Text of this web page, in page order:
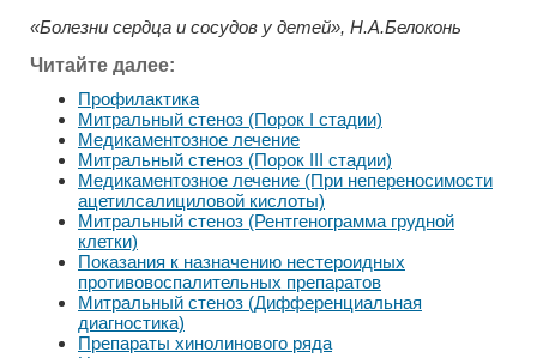
«Болезни сердца и сосудов у детей», Н.А.Белоконь
Читайте далее:
Профилактика
Митральный стеноз (Порок I стадии)
Медикаментозное лечение
Митральный стеноз (Порок III стадии)
Медикаментозное лечение (При непереносимости
ацетилсалициловой кислоты)
Митральный стеноз (Рентгенограмма грудной
клетки)
Показания к назначению нестероидных
противовоспалительных препаратов
Митральный стеноз (Дифференциальная
диагностика)
Препараты хинолинового ряда